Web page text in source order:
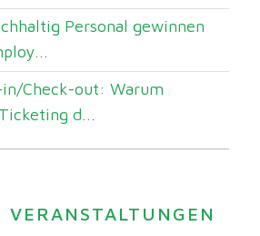
Personal gewinnen
in/Check-out: Warum
d...
VERANSTALTUNGEN